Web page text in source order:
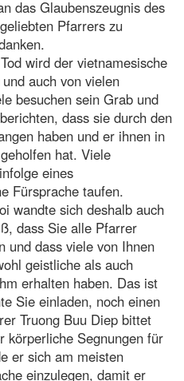
das Glaubenszeugnis des
Pfarrers zu
wird der vietnamesische
auch von vielen
besuchen sein Grab und
dass sie durch den
haben und er ihnen in
hat. Viele
eines
Fürsprache taufen.
wandte sich deshalb auch
dass Sie alle Pfarrer
und dass viele von Ihnen
geistliche als auch
erhalten haben. Das ist
Sie einladen, noch einen
Truong Buu Diep bittet
körperliche Segnungen für
er sich am meisten
einzulegen, damit er